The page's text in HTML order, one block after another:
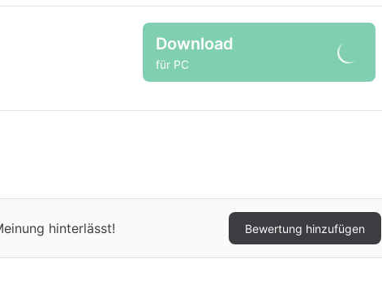
Download
für PC
hinterlässt! Bewertung hinzufügen